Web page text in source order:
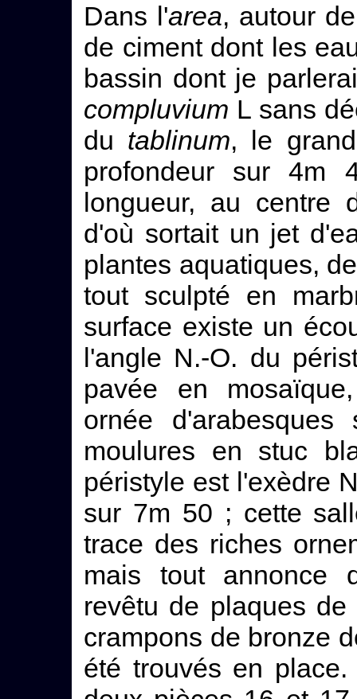
Dans l'area, autour
de ciment dont les
bassin dont je
compluvium L sans
du tablinum, le
profondeur sur
longueur, au centre
d'où sortait un jet
plantes aquatiques,
tout sculpté en
surface existe un
l'angle N.-O. du
pavée en
ornée
moulures en stuc
péristyle est l'exèdre
sur 7m 50 ; cette
trace des riches
mais tout annonce
revêtu de plaques
crampons de bronze
été trouvés en